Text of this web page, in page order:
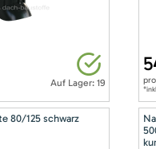
Auf Lager: 19
80/125 schwarz